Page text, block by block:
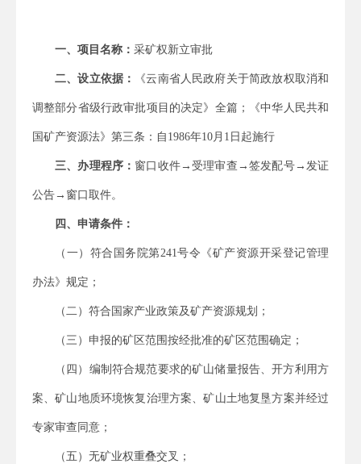
一、项目名称：采矿权新立审批
二、设立依据： 《云南省人民政府关于简政放权取消和
调整部分省级行政审批项目的决定》全篇；《中华人民共和
国矿产资源法》第三条：自 1986年10 月 1 日起施行
三、办理程序： 窗口收件→受理审查→签发配号→发证
公告→窗口取件。
四、申请条件：
（一）符合国务院第241 号令《矿产资源开采登记管理
办法》规定；
（二）符合国家产业政策及矿产资源规划；
（三）申报的矿区范围按经批准的矿区范围确定；
（四）编制符合规范要求的矿山储量报告、开方利用方
案、矿山地质环境恢复治理方案、矿山土地复垦方案并经过
专家审查同意；
（五）无矿业权重叠交叉；